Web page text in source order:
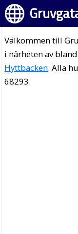
Välkommen till
i närheten av
Hyttbacken. Alla
68293.